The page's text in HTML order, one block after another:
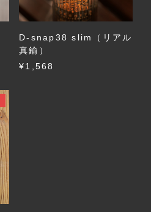
D-snap38 slim（リアル
真鍮）
¥1,568